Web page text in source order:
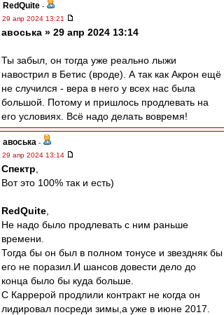
RedQuite -
29 апр 2024 13:21
авоська » 29 апр 2024 13:14
Ты забыл, он тогда уже реально лыжи
навострил в Бетис (вроде). А так как Акрон ещё
не случился - вера в него у всех нас была
большой. Потому и пришлось продлевать на
его условиях. Всё надо делать вовремя!
авоська -
29 апр 2024 13:14
Спектр
Вот это 100% так и есть)
RedQuite
Не надо было продлевать с ним раньше
времени.
Тогда бы он был в полном тонусе и звездняк бы
его не поразил.И шансов довести дело до
конца было бы куда больше.
С Каррерой продлили контракт не когда он
лидировал посреди зимы,а уже в июне 2017.